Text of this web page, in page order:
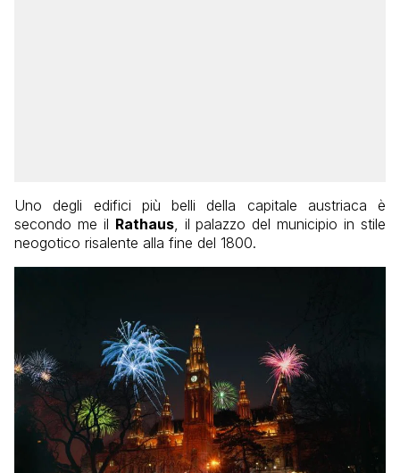
Uno degli edifici più belli della capitale austriaca è
secondo me il Rathaus, il palazzo del municipio in stile
neogotico risalente alla fine del 1800.